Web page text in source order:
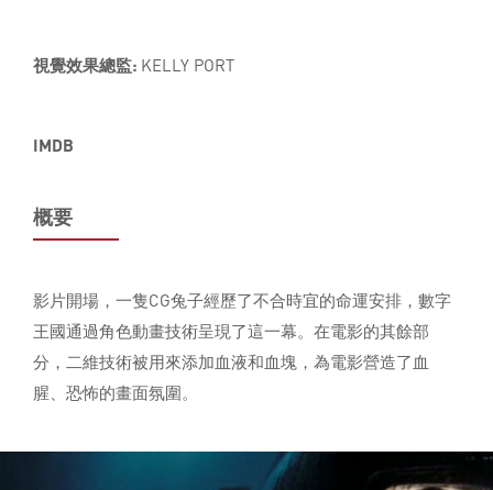
視覺效果總監: KELLY PORT
IMDB
概要
影片開場，一隻CG兔子經歷了不合時宜的命運安排，數字
王國通過角色動畫技術呈現了這一幕。在電影的其餘部
分，二維技術被用來添加血液和血塊，為電影營造了血
腥、恐怖的畫面氛圍。